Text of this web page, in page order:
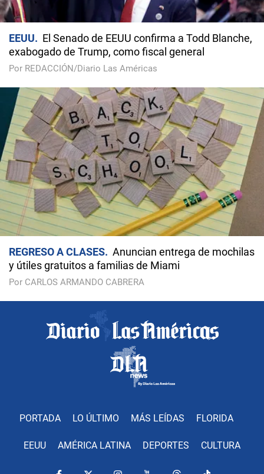
EEUU
El Senado de EEUU confirma a Todd Blanche,
exabogado de Trump, como fiscal general
Por REDACCIÓN/Diario Las Américas
REGRESO A CLASES
Anuncian entrega de mochilas
y útiles gratuitos a familias de Miami
Por CARLOS ARMANDO CABRERA
PORTADA LO ÚLTIMO MÁS LEÍDAS FLORIDA
EEUU AMÉRICA LATINA DEPORTES CULTURA